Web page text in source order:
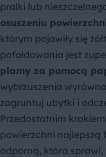
pralki lub
osuszeniu
którym pojawiły się
pofałdowania jest
plamy za pomocą
wybrzuszenia
zagruntuj ubytki i
Przedostatnim
powierzchni najlepszą
odporną, która sprawi,